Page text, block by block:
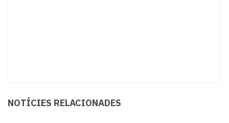
NOTÍCIES RELACIONADES